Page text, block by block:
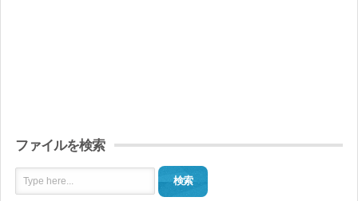
ファイルを検索
検索